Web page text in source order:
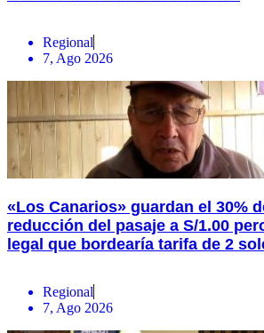
Regional
7, Ago 2026
«Los Canarios» guardan el 30%
reducción del pasaje a S/1.00
legal que bordearía tarifa de 2
Regional
7, Ago 2026